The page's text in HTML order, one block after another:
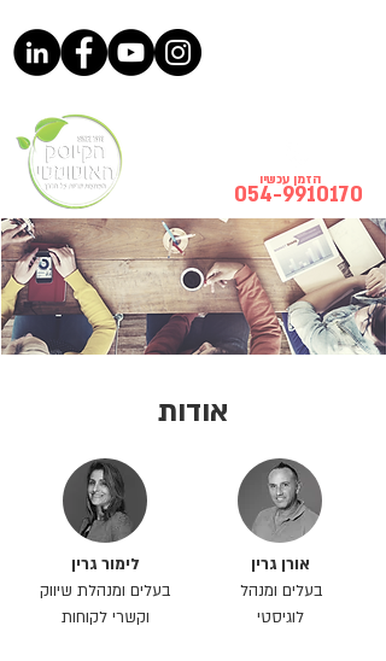
054-9910170
אודות
לימור גרין
בעלים ומנהלת שיווק
וקשרי לקוחות
אורן גרין
בעלים ומנהל
לוגיסטי